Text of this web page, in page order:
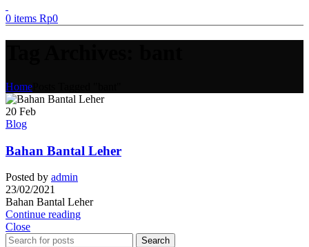
0 items Rp0
Home
20 Feb
Blog
Bahan Bantal Leher
Posted by admin
23/02/2021
Bahan Bantal Leher
Continue reading
Close
Search